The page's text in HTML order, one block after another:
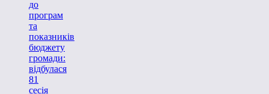
до
програм
та
показників
бюджету
громади:
відбулася
81
сесія